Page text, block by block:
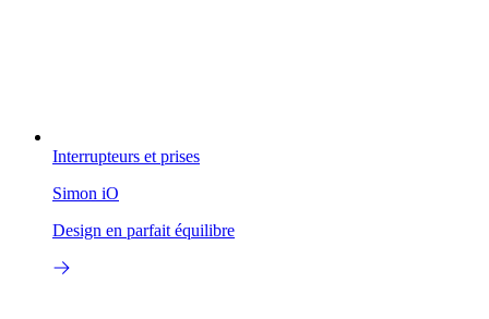
Interrupteurs et prises
Simon iO
Design en parfait équilibre